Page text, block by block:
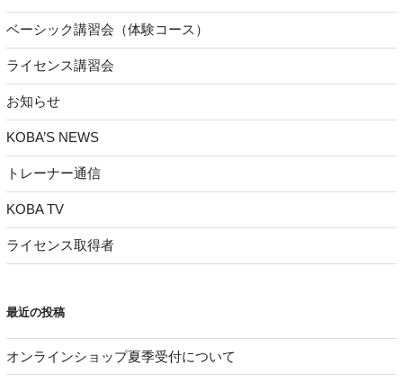
ベーシック講習会（体験コース）
ライセンス講習会
お知らせ
KOBA’S NEWS
トレーナー通信
KOBA TV
ライセンス取得者
最近の投稿
オンラインショップ夏季受付について